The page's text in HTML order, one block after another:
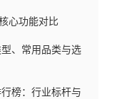
心功能对比
、常用品类与选
榜：行业标杆与